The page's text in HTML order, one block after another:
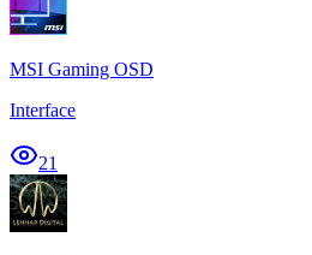
MSI Gaming OSD
Interface
21